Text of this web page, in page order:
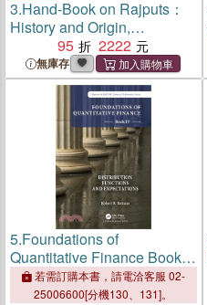
3.Hand-Book on Rajputs：
History and Origin,
Geographical Distribution,
Religion, Custom and
Festivals
95 2222
無庫存
5.Foundations of
Quantitative Finance Book
IV: Distribution Functions
and Expectations
若需訂購本書，請電洽客服 02-
25006600[分機130、131]。